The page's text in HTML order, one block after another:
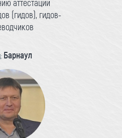
аттестации
(гидов), гидов-
Барнаул